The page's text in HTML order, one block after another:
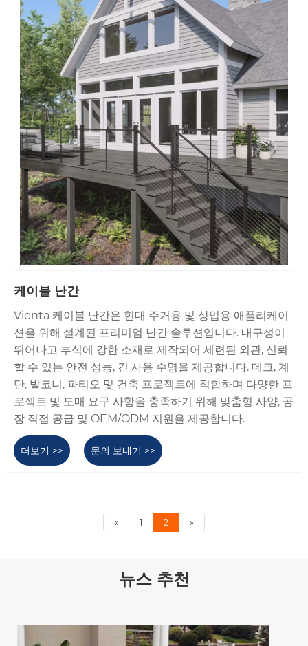
케이블 난간
Vionta 케이블 난간은 현대 주거용 및 상업용 애플리케이
션을 위해 설계된 프리미엄 난간 솔루션입니다. 내구성이
뛰어나고 부식에 강한 소재로 제작되어 세련된 외관, 신뢰
할 수 있는 안전 성능, 긴 사용 수명을 제공합니다. 데크, 계
단, 발코니, 파티오 및 건축 프로젝트에 적합하며 다양한 프
로젝트 및 도매 요구 사항을 충족하기 위해 맞춤형 사양, 공
장 직접 공급 및 OEM/ODM 지원을 제공합니다.
더보기 >> 문의 보내기 >>
« 1 2 »
뉴스 추천